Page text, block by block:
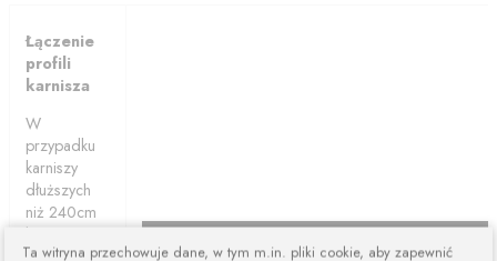
Łączenie
profili
karnisza
W
przypadku
karniszy
dłuższych
niż 240cm
karnisze są
Ta witryna przechowuje dane, w tym m.in. pliki cookie, aby zapewnić